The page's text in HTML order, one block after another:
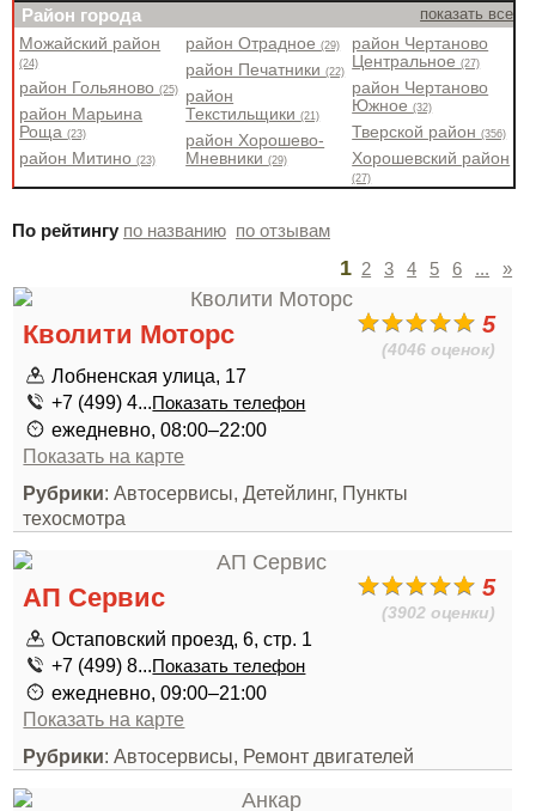
Район города показать все
Можайский район
(24)
район Гольяново(25)
район Марьина
Роща(23)
район Митино(23)
район Отрадное(29)
район Печатники(22)
район
Текстильщики(21)
район Хорошево-
Мневники(29)
район Чертаново
Центральное(27)
район Чертаново
Южное(32)
Тверской район(356)
Хорошевский район
(27)
По рейтингу по названию по отзывам
1 2 3 4 5 6 ... »
5
(4046 оценок)
Кволити Моторс
Лобненская улица, 17
+7 (499) 4...Показать телефон
ежедневно, 08:00–22:00
Показать на карте
Рубрики: Автосервисы, Детейлинг, Пункты
техосмотра
5
(3902 оценки)
АП Сервис
Остаповский проезд, 6, стр. 1
+7 (499) 8...Показать телефон
ежедневно, 09:00–21:00
Показать на карте
Рубрики: Автосервисы, Ремонт двигателей